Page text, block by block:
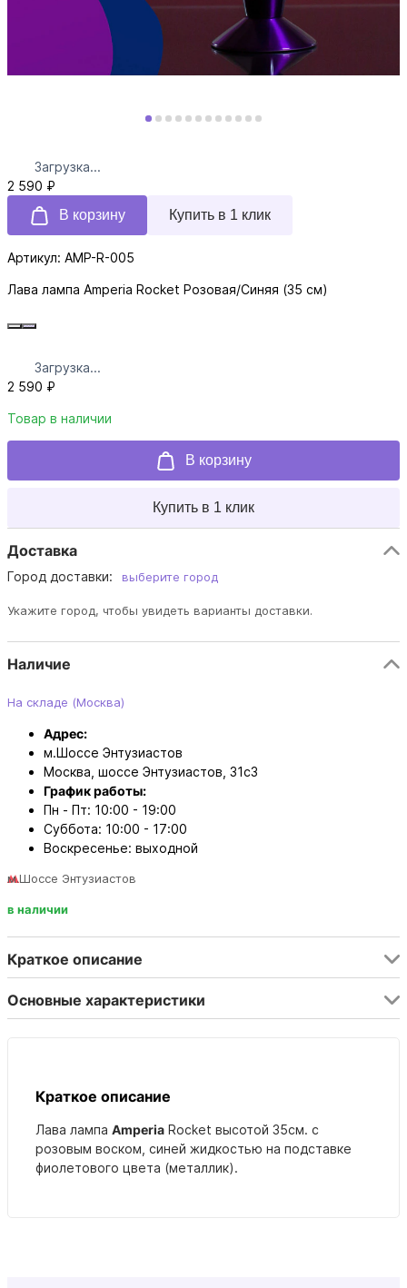
Загрузка...
2 590 ₽
В корзину
Купить в 1 клик
Артикул: AMP-R-005
Лава лампа Amperia Rocket Розовая/Синяя (35 см)
Загрузка...
2 590 ₽
Товар в наличии
В корзину
Купить в 1 клик
Доставка
Город доставки: выберите город
Укажите город, чтобы увидеть варианты доставки.
Наличие
На складе (Москва)
Адрес:
м.Шоссе Энтузиастов
Москва, шоссе Энтузиастов, 31с3
График работы:
Пн - Пт: 10:00 - 19:00
Суббота: 10:00 - 17:00
Воскресенье: выходной
м.Шоссе Энтузиастов
в наличии
Краткое описание
Основные характеристики
Краткое описание
Лава лампа Amperia Rocket высотой 35см. с
розовым воском, синей жидкостью на подставке
фиолетового цвета (металлик).